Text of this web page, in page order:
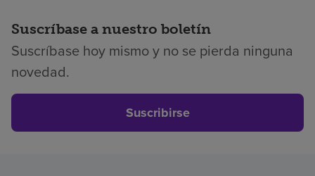
Suscríbase a nuestro boletín
Suscríbase hoy mismo y no se pierda ninguna
novedad.
Suscribirse